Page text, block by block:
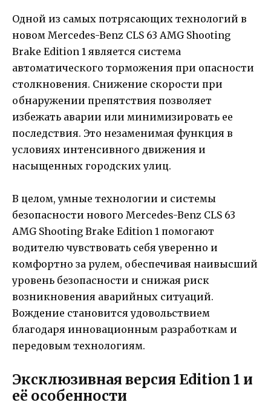
Одной из самых потрясающих технологий в
новом Mercedes-Benz CLS 63 AMG Shooting
Brake Edition 1 является система
автоматического торможения при опасности
столкновения. Снижение скорости при
обнаружении препятствия позволяет
избежать аварии или минимизировать ее
последствия. Это незаменимая функция в
условиях интенсивного движения и
насыщенных городских улиц.
В целом, умные технологии и системы
безопасности нового Mercedes-Benz CLS 63
AMG Shooting Brake Edition 1 помогают
водителю чувствовать себя уверенно и
комфортно за рулем, обеспечивая наивысший
уровень безопасности и снижая риск
возникновения аварийных ситуаций.
Вождение становится удовольствием
благодаря инновационным разработкам и
передовым технологиям.
Эксклюзивная версия Edition 1 и
её особенности